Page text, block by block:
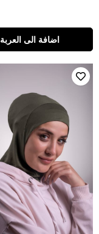
اضافة الى العربة